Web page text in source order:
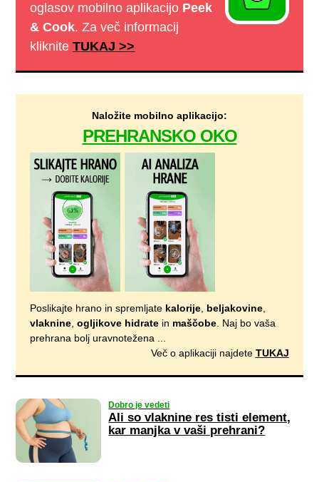
oglasov mobilno aplikacijo Peek
& Cook. Za več informacij
klikniteTUKAJ >>
Naložite mobilno aplikacijo:
PREHRANSKO OKO
Poslikajte hrano in spremljate kalorije, beljakovine,
vlaknine,ogljikove hidrate in maščobe. Naj bo vaša
prehrana bolj uravnotežena ...
Več o aplikaciji najdete TUKAJ
Dobro je vedeti
Ali so vlaknine res tisti element,
kar manjka v vaši prehrani?